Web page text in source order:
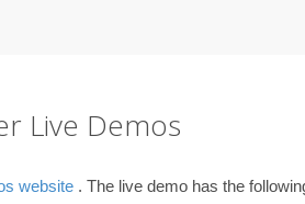
Live Demos
website. The live demo has the